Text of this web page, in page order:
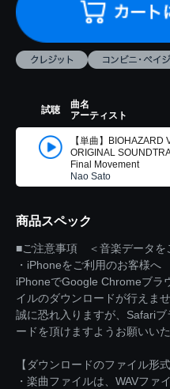
試聴
曲名
アーティスト
【単曲】BIOHAZARD
ORIGINAL
Final Movement
Nao Sato
商品スペック
■ご注意事項 ＜音楽データを
・iPhoneをご利用のお客様へ
iPhoneでGoogle Chromeブラ
イルのダウンロードが行えませ
誠に恐れ入りますが、Safari
ードを頂けますようお願いいた
【ダウンロードのファイル形
・楽曲ファイルは、WAVファ